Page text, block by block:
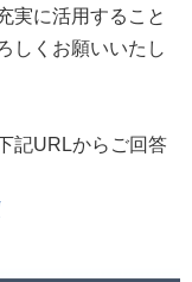
実に活用すること
しくお願いいたし
記URLからご回答